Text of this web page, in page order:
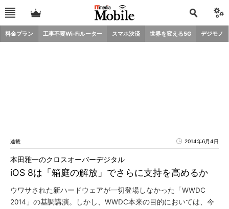
料金プラン 工事不要Wi-Fiルーター スマホ決済 世界を変える5G デジモノ
連載 2014年6月4日
iOS 8は「箱庭の解放」でさらに支持を高めるか
本田雅一のクロスオーバーデジタル
ウワサされた新ハードウェアが一切登場しなかった「WWDC
2014」の基調講演。しかし、WWDC本来の目的においては、今